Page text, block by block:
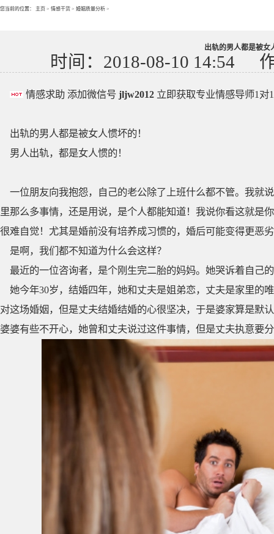
您当前的位置： 主页 > 情感干货 > 婚姻质量分析 >
出轨的男人都是被女
时间：2018-08-10 14:54
情感求助 添加微信号 jljw2012 立即获取专业情感导师1对
出轨的男人都是被女人惯坏的！
男人出轨，都是女人惯的！
一位朋友向我抱怨，自己的老公除了上班什么都不管。我就
里那么多事情，还是用说，是个人都能知道！我说你看这就是
很难自觉！尤其是婚前没有培养成习惯的，婚后可能变得更恶
是啊，我们都不知道为什么会这样？
最近的一位咨询者，是个刚生完二胎的妈妈。她哭诉着自己
她今年30岁，结婚四年，她和丈夫是姐弟恋，丈夫是家里的
对这场婚姻，但是丈夫结婚结婚的心很坚决，于是婆家算是默
婆婆有些不开心，她曾和丈夫说过这件事情，但是丈夫执意要